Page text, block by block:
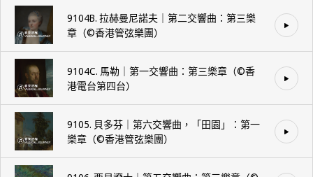
9104B. 拉赫曼尼諾夫｜第二交響曲：第三樂
章（©️香港管弦樂團）
9104C. 馬勒｜第一交響曲：第三樂章（©️香
港電台第四台）
9105. 貝多芬｜第六交響曲，「田園」：第一
樂章（©️香港管弦樂團）